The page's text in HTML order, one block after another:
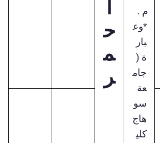
م .
*وع
بار
ة (
جام
عة
سو
هاج
كلي
ح
م
ر